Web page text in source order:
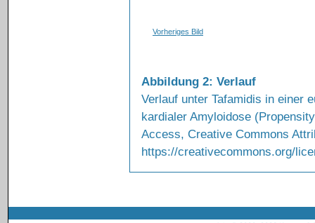
Vorheriges Bild
Abbildung 2: Verlauf
Verlauf unter Tafamidis in einer
kardialer Amyloidose
Access, Creative Commons
https://creativecommons.org/